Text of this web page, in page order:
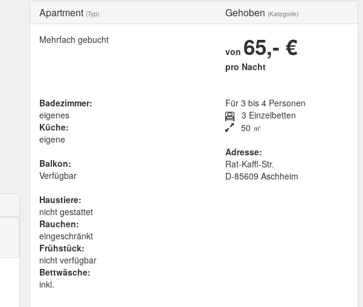
Apartment (Typ) Gehoben (Kategorie)
Mehrfach gebucht
von 65,- €
pro Nacht
Badezimmer:
eigenes
Küche:
eigene
Balkon:
Verfügbar
Haustiere:
nicht gestattet
Rauchen:
eingeschränkt
Frühstück:
nicht verfügbar
Bettwäsche:
inkl.
Für 3 bis 4 Personen
3 Einzelbetten
50 ㎡
Adresse:
Rat-Kaffl-Str.
D-85609 Aschheim